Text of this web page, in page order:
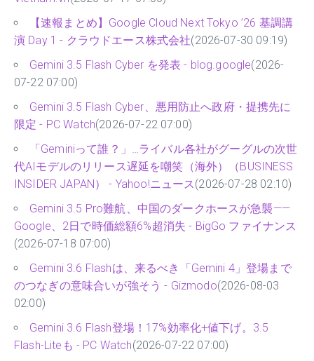
【速報まとめ】Google Cloud Next Tokyo ’26 基調講
演 Day 1 - クラウドエース株式会社(2026-07-30 09:19)
Gemini 3.5 Flash Cyber を発表 - blog.google(2026-
07-22 07:00)
Gemini 3.5 Flash Cyber、悪用防止へ政府・提携先に
限定 - PC Watch(2026-07-22 07:00)
「Geminiって誰？」…ライバル各社がグーグルの次世
代AIモデルのリリース遅延を嘲笑（海外）（BUSINESS
INSIDER JAPAN） - Yahoo!ニュース(2026-07-28 02:10)
Gemini 3.5 Pro難航、中国のダークホースが急襲——
Google、2日で時価総額6%超消失 - BigGo ファイナンス
(2026-07-18 07:00)
Gemini 3.6 Flashは、来るべき「Gemini 4」登場まで
のつなぎの意味合いが強そう - Gizmodo(2026-08-03
02:00)
Gemini 3.6 Flash登場！17%効率化+値下げ。3.5
Flash-Liteも - PC Watch(2026-07-22 07:00)